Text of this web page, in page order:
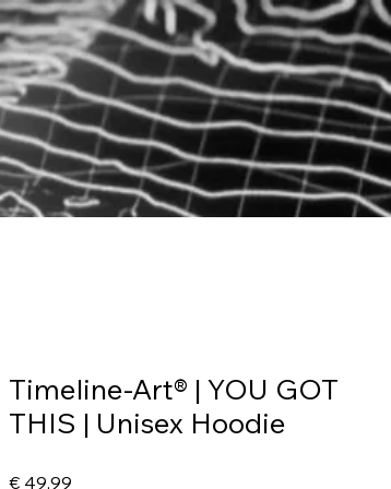
Timeline-Art® | YOU GOT
THIS | Unisex Hoodie
€ 49,99